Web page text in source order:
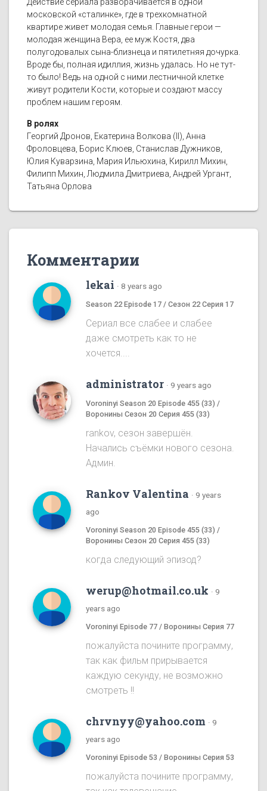
Действие сериала разворачивается в одной
московской «сталинке», где в трехкомнатной
квартире живет молодая семья. Главные герои —
молодая женщина Вера, ее муж Костя, два
полугодовалых сына-близнеца и пятилетняя дочурка.
Вроде бы, полная идиллия, жизнь удалась. Но не тут-
то было! Ведь на одной с ними лестничной клетке
живут родители Кости, которые и создают массу
проблем нашим героям.
В ролях
Георгий Дронов, Екатерина Волкова (II), Анна
Фроловцева, Борис Клюев, Станислав Дужников,
Юлия Куварзина, Мария Ильюхина, Кирилл Михин,
Филипп Михин, Людмила Дмитриева, Андрей Ургант,
Татьяна Орлова
Комментарии
lekai · 8 years ago
Season 22 Episode 17 / Сезон 22 Серия 17
Сериал все слабее и слабее
даже смотреть как то не
хочется....
administrator · 9 years ago
Voroninyi Season 20 Episode 455 (33) /
Воронины Сезон 20 Серия 455 (33)
rankov, сезон завершён.
Начались съёмки нового сезона.
Админ.
Rankov Valentina · 9 years
ago
Voroninyi Season 20 Episode 455 (33) /
Воронины Сезон 20 Серия 455 (33)
когда следующий эпизод?
werup@hotmail.co.uk · 9
years ago
Voroninyi Episode 77 / Воронины Серия 77
пожалуйста почините программу,
так как фильм прирывается
каждую секунду, не возможно
смотреть !!
chrvnyy@yahoo.com · 9
years ago
Voroninyi Episode 53 / Воронины Серия 53
пожалуйста почините программу,